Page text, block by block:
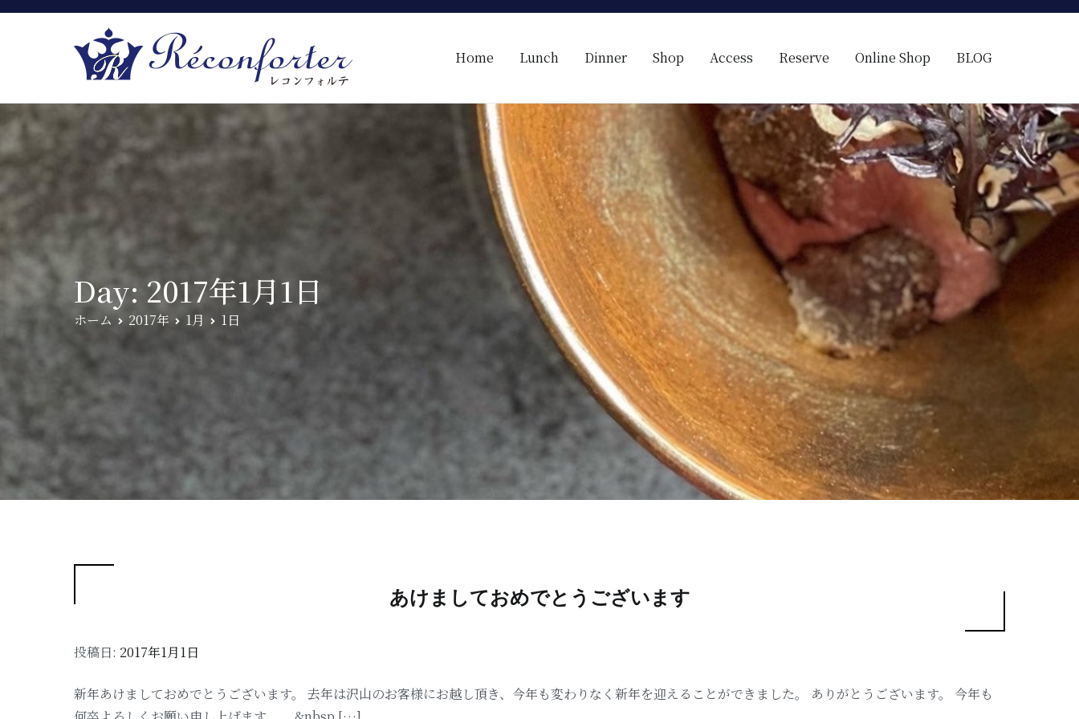
【レコンフォルテ】吹田・千里山/フレンチ（フランス料理）
昼は、大きな窓がガラスから明るい光が。夜は、外から見ると1つの絵の様に見える。そんな空間で、ゆっくり素材そのものの旨さを閉じ込め
Home Lunch Dinner Shop Access Reserve Online Shop BLOG
Day:2017年1月1日
ホーム 2017年 1月 1日
あけましておめでとうございます
投稿日: 2017年1月1日
新年あけましておめでとうございます。 去年は沢山のお客様にお越し頂き、今年も変わりなく新年を迎えることができました。 ありがとうございます。 今年も